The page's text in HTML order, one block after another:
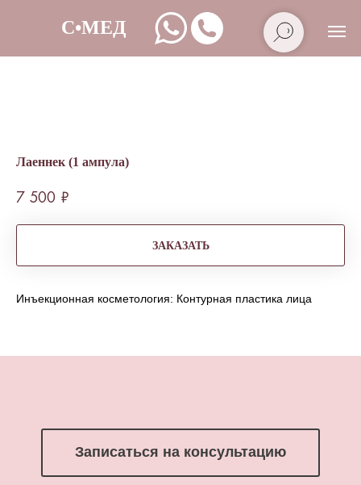
Лаеннек (1 ампула)
7 500 ₽
ЗАКАЗАТЬ
Инъекционная косметология: Контурная пластика лица
Записаться на консультацию